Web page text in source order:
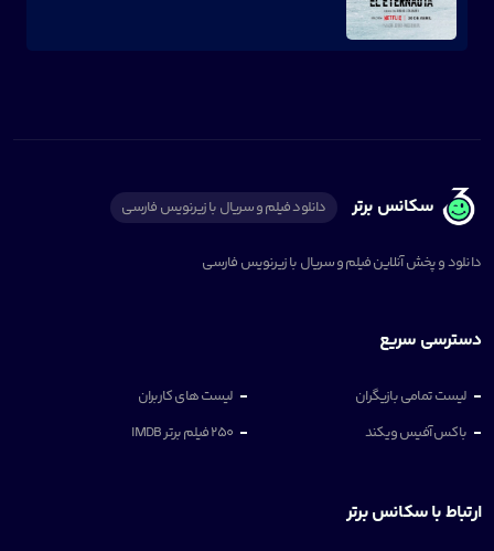
سکانس برتر دانلود فیلم و سریال با زیرنویس فارسی
دانلود و پخش آنلاین فیلم و سریال با زیرنویس فارسی
دسترسی سریع
لیست تمامی بازیگران
لیست های کاربران
باکس آفیس ویکند
250 فیلم برتر IMDB
ارتباط با سکانس برتر